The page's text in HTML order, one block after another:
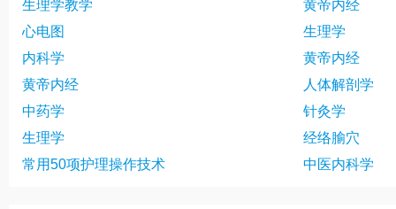
药理学37 药理学38
药理学40 药理学41
药理学46 药理学47
药理学49 药理学50
生理学教学
心电图
内科学
黄帝内经
中药学
生理学
常用50项护理操作技术
黄帝内经
生理学
黄帝内经
人体解剖学
针灸学
经络腧穴
中医内科学